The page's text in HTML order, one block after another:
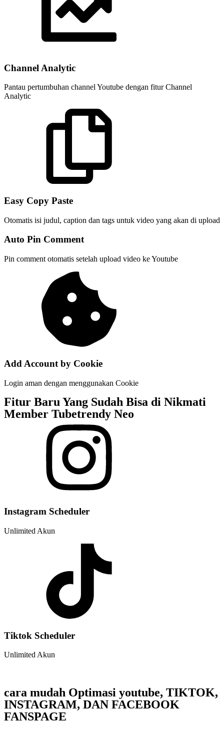
Channel Analytic
Pantau pertumbuhan channel Youtube dengan fitur Channel
Analytic
Easy Copy Paste
Otomatis isi judul, caption dan tags untuk video yang akan di upload
Auto Pin Comment
Pin comment otomatis setelah upload video ke Youtube
Add Account by Cookie
Login aman dengan menggunakan Cookie
Fitur Baru Yang Sudah Bisa di Nikmati
Member Tubetrendy Neo
Instagram Scheduler
Unlimited Akun
Tiktok Scheduler
Unlimited Akun
cara mudah Optimasi youtube, TIKTOK,
INSTAGRAM, DAN FACEBOOK
FANSPAGE